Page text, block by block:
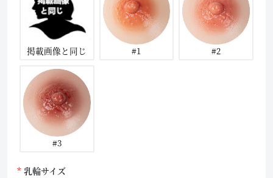
掲載画像と同じ #1 #2
#3
乳輪サイズ